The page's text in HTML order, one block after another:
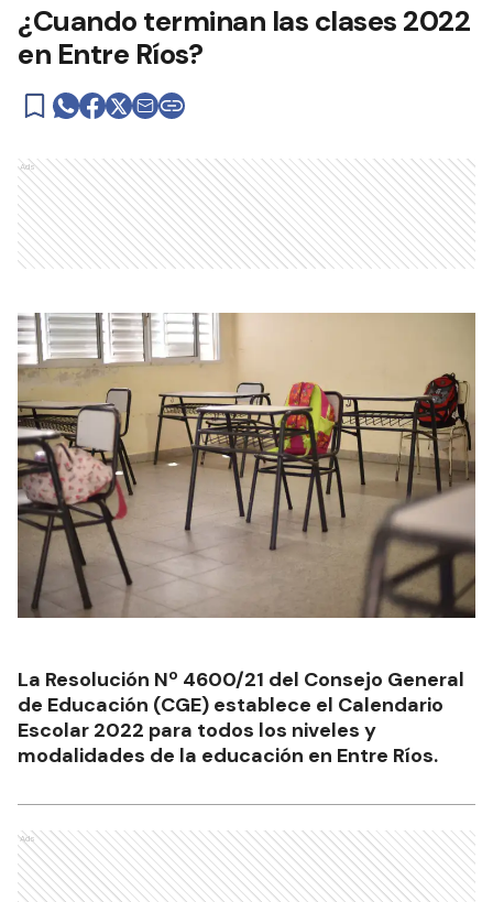
¿Cuando terminan las clases 2022
en Entre Ríos?
Ads
La Resolución Nº 4600/21 del Consejo General
de Educación (CGE) establece el Calendario
Escolar 2022 para todos los niveles y
modalidades de la educación en Entre Ríos.
Ads